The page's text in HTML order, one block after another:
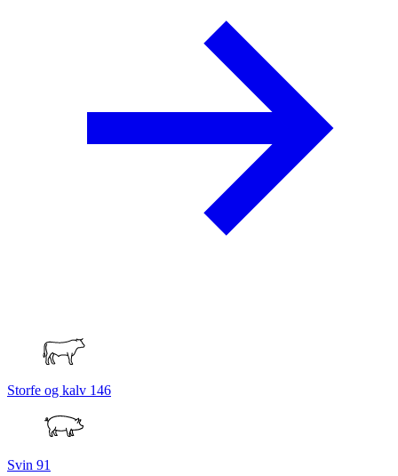
Storfe og kalv 146
Svin 91